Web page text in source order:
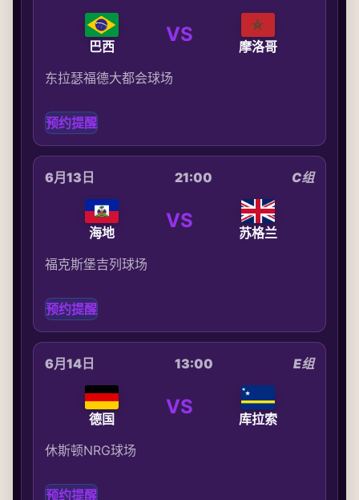
巴西
VS
摩洛哥
东拉瑟福德大都会球场
预约提醒
6月13日 21:00 C组
海地
VS
苏格兰
福克斯堡吉列球场
预约提醒
6月14日 13:00 E组
德国
VS
库拉索
休斯顿NRG球场
预约提醒